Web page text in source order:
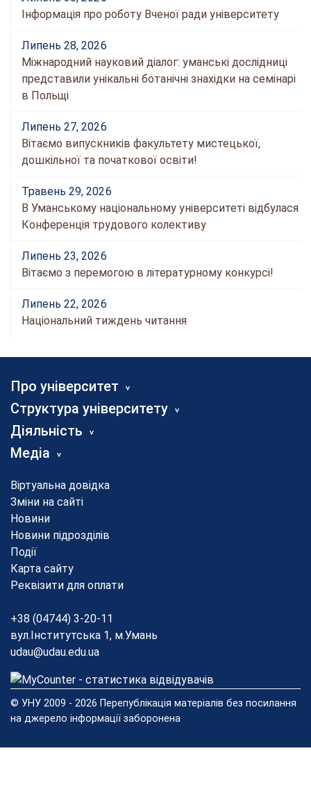
Інформація про роботу Вченої ради університету
Липень 28, 2026
Міжнародний науковий діалог: уманські дослідниці
представили унікальні ботанічні знахідки на семінарі
в Польщі
Липень 27, 2026
Вітаємо випускників факультету мистецької,
дошкільної та початкової освіти!
Травень 29, 2026
В Уманському національному університеті відбулася
Конференція трудового колективу
Липень 23, 2026
Вітаємо з перемогою в літературному конкурсі!
Липень 22, 2026
Національний тиждень читання
Про університет
Структура університету
Діяльність
Медіа
Віртуальна довідка
Зміни на сайті
Новини
Новини підрозділів
Події
Карта сайту
Реквізити для оплати
+38 (04744) 3-20-11
вул.Інститутська 1, м.Умань
udau@udau.edu.ua
© УНУ 2009 - 2026 Перепублікація матеріалів без посилання
на джерело інформації заборонена